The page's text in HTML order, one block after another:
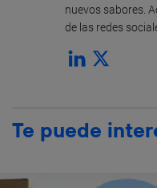
nuevos sabores.
de las redes
Te puede